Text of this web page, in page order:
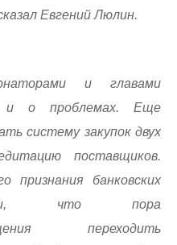
Евгений Люлин.
и главами
и о проблемах. Еще
систему закупок двух
поставщиков.
признания банковских
что пора
переходить